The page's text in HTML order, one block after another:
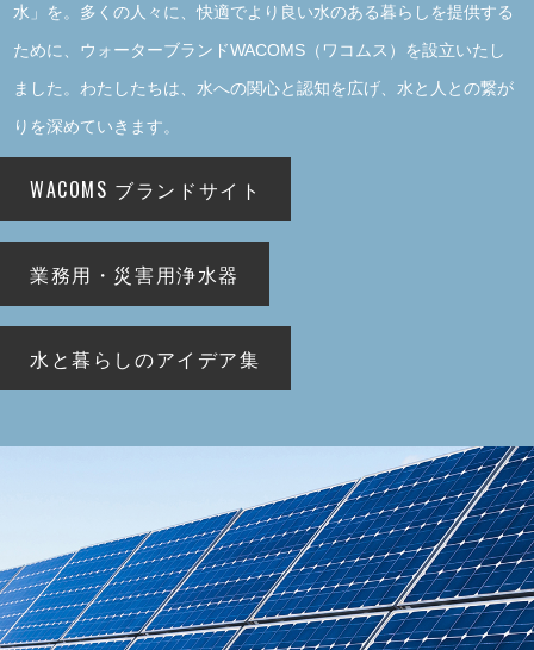
水」を。多くの人々に、快適でより良い水のある暮らしを提供する
ために、ウォーターブランドWACOMS（ワコムス）を設立いたし
ました。わたしたちは、水への関心と認知を広げ、水と人との繋が
りを深めていきます。
WACOMS ブランドサイト
業務用・ 災害用浄水器
水と暮らしのアイデア集